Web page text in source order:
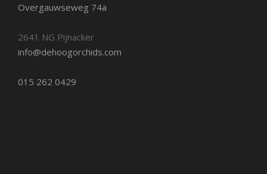
Overgauwseweg 74a
2641 NG Pijnacker
info@dehoogorchids.com
015 262 0429